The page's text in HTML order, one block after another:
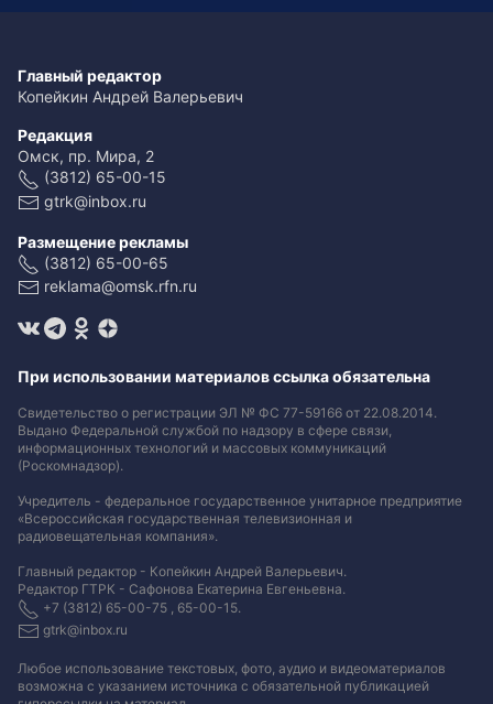
Главный редактор
Копейкин Андрей Валерьевич
Редакция
Омск, пр. Мира, 2
(3812) 65-00-15
gtrk@inbox.ru
Размещение рекламы
(3812) 65-00-65
reklama@omsk.rfn.ru
При использовании материалов ссылка обязательна
Свидетельство о регистрации ЭЛ № ФС 77-59166 от 22.08.2014.
Выдано Федеральной службой по надзору в сфере связи,
информационных технологий и массовых коммуникаций
(Роскомнадзор).
Учредитель - федеральное государственное унитарное предприятие
«Всероссийская государственная телевизионная и
радиовещательная компания».
Главный редактор - Копейкин Андрей Валерьевич.
Редактор ГТРК - Сафонова Екатерина Евгеньевна.
+7 (3812) 65-00-75 , 65-00-15.
gtrk@inbox.ru
Любое использование текстовых, фото, аудио и видеоматериалов
возможна с указанием источника с обязательной публикацией